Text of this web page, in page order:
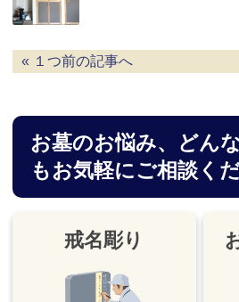
« １つ前の記事へ
お墓のお悩み、
どん
もお気軽にご相談く
戒名彫り